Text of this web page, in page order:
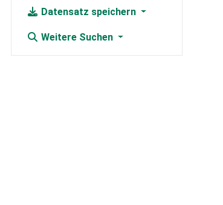
Datensatz speichern
Weitere Suchen